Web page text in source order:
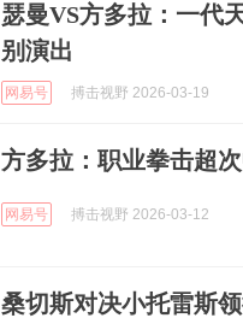
瑟曼VS方多拉：一代
别演出
网易号 搏击视野 2026-03-19
方多拉：职业拳击超
网易号 搏击视野 2026-03-12
桑切斯对决小托雷斯